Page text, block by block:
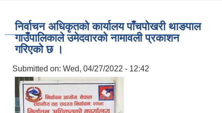
निर्वाचन अधिकृतको कार्यालय पाँचपोखरी थाङपाल
गाउँपालिकाले उमेदवारको नामावली प्रकाशन
गरिएको छ ।
Submitted on: Wed, 04/27/2022 - 12:42